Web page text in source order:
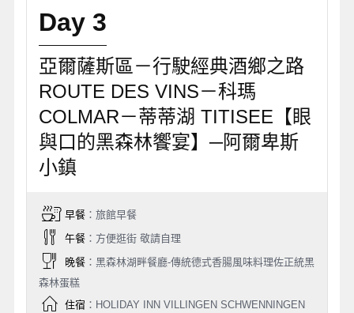
Day 3
亞爾薩斯區－行駛經典酒鄉之路
ROUTE DES VINS－科瑪
COLMAR－蒂蒂湖 TITISEE【眼
與口的黑森林饗宴】─阿爾卑斯
小鎮
早餐：旅館早餐
午餐：方便逛街 敬請自理
晚餐：黑森林湖畔餐廳-傳統德式香腸風味料理佐正統黑
森林蛋糕
住宿：HOLIDAY INN VILLINGEN SCHWENNINGEN